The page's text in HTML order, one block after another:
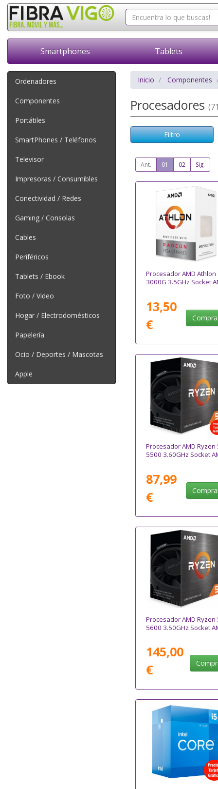
Smartphones Tablets
Ordenadores
Componentes
Portátiles
SmartPhones / Teléfonos
Televisor
Impresoras / Consumibles
Conectividad / Redes
Gaming / Consolas
Cables
Periféricos
Tablets / Ebook
Foto / Video
Hogar / Electrodomésticos
Papelería
Ocio / Deportes / Mascotas
Apple
Inicio Componentes
Procesadores
Filtro
Ant. 01 02 Sig.
Procesador AMD Athlon
3000G 3.5GHz Socket
13,50
€
Procesador AMD Ryzen
5500 3.60GHz Socket
87,99
€
Procesador AMD Ryzen
5600 3.50GHz Socket
145,00
€